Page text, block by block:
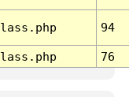
94
76